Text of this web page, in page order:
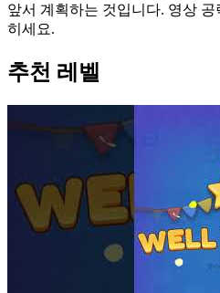
앞서 계획하는 것입니다. 영상
히세요.
추천 레벨